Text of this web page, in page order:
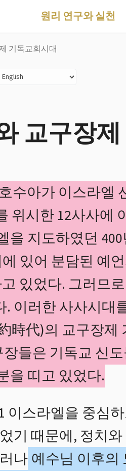
원리 연구와 실천
기독교회시대
교구장
수아가 이스라엘
위시한 12사사에
을 지도하였던
있어 분담된 예
있었다. 그러므
이러한 사사시대
時代)의 교구장
들은 기독교 신
을 띠고 있었다.
이스라엘을 중심
기 때문에, 정치
나 예수님 이후의